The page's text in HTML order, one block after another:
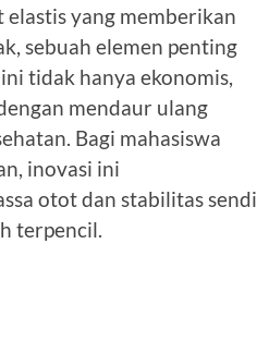
yang memberikan
sebuah elemen penting
tidak hanya ekonomis,
mendaur ulang
Bagi mahasiswa
inovasi ini
otot dan stabilitas sendi
terpencil.